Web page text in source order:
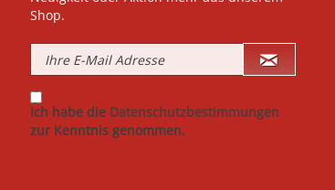
Shop.
Ich habe die Datenschutzbestimmungen
zur Kenntnis genommen.